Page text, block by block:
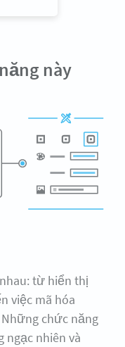
này
từ hiển thị
việc mã hóa
Những chức năng
ngạc nhiên và